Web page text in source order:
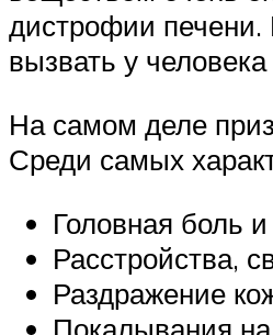
дистрофии печени.
вызвать у
На самом деле
Среди самых
Головная боль
Расстройства,
Раздражение
Покалывания